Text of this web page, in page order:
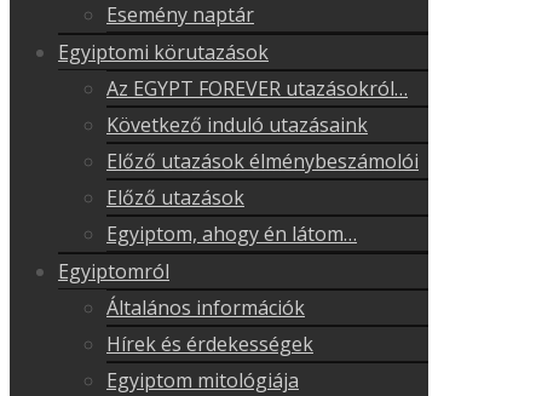
Esemény naptár
Egyiptomi körutazások
Az EGYPT FOREVER utazásokról…
Következő induló utazásaink
Előző utazások élménybeszámolói
Előző utazások
Egyiptom, ahogy én látom…
Egyiptomról
Általános információk
Hírek és érdekességek
Egyiptom mitológiája